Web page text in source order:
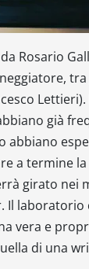
Rosario
già
o abbiano
a termine
girato nei
Il laboratorio
vera e
di una